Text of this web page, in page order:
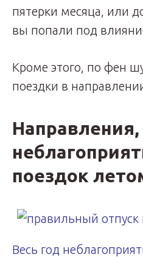
пятерки месяца, или
вы попали под
Кроме этого, по фен
поездки в
Направления,
поездок
Весь год